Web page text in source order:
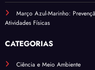
Março Azul-Marinho:
Atividades Físicas
CATEGORIAS
Ciência e Meio Ambiente